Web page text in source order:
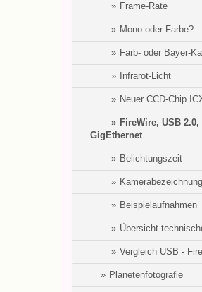
Frame-Rate
Mono oder Farbe?
Farb- oder Bayer-
Infrarot-Licht
Neuer CCD-Chip
FireWire, USB 2.0,
GigEthernet
Belichtungszeit
Kamerabezeichnung
Beispielaufnahmen
Übersicht
Vergleich USB -
Planetenfotografie